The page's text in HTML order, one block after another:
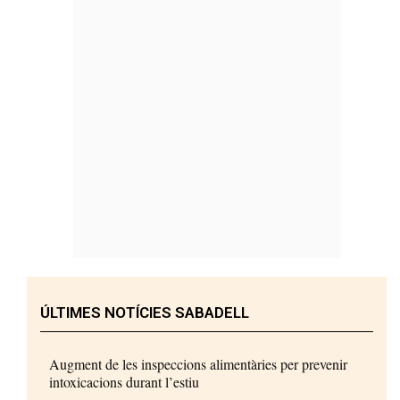
ÚLTIMES NOTÍCIES SABADELL
Augment de les inspeccions alimentàries per prevenir
intoxicacions durant l’estiu